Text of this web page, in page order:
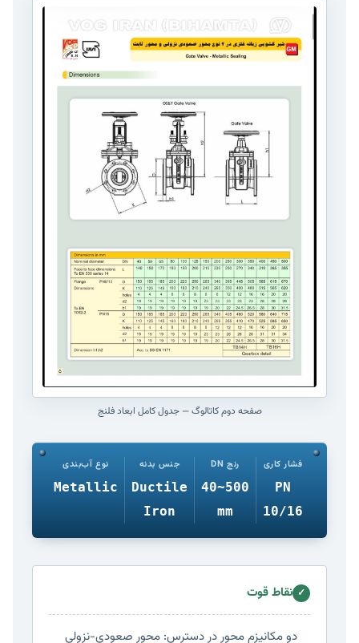
صفحه دوم کاتالوگ — جدول کامل ابعاد فلنج
فشار کاری
PN
10/16
رنج DN
40~500
mm
جنس بدنه
Ductile
Iron
نوع آب‌بندی
Metallic
✓ نقاط قوت
دو مکانیزم محور در دسترس: محور صعودی-نزولی